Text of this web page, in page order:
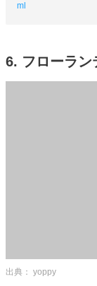
ml
6. フローラン
出典： yoppy